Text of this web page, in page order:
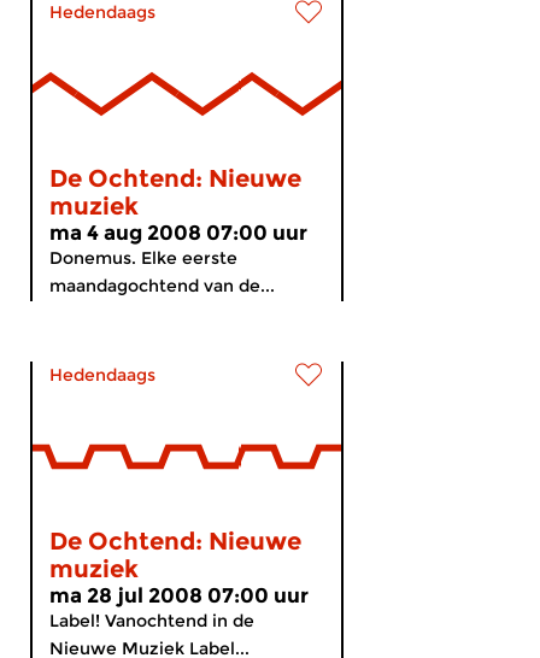
Hedendaags
De Ochtend: Nieuwe
muziek
ma 4 aug 2008 07:00 uur
Donemus. Elke eerste
maandagochtend van de...
Hedendaags
De Ochtend: Nieuwe
muziek
ma 28 jul 2008 07:00 uur
Label! Vanochtend in de
Nieuwe Muziek Label...